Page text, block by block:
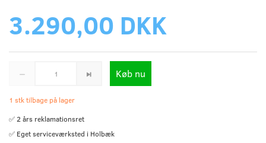
3.290,00 DKK
Køb nu
1 stk tilbage på lager
✅ 2 års reklamationsret
✅ Eget serviceværksted i Holbæk